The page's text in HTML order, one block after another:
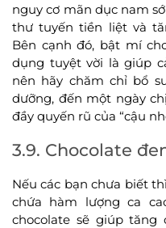
nguy cơ mãn dục nam
thư tuyến tiền liệt và
Bên cạnh đó, bật mí
dụng tuyệt vời là giúp
nên hãy chăm chỉ bổ
dưỡng, đến một ngày
đầy quyến rũ của “cậu
3.9. Chocolate
Nếu các bạn chưa biết
chứa hàm lượng ca
chocolate sẽ giúp